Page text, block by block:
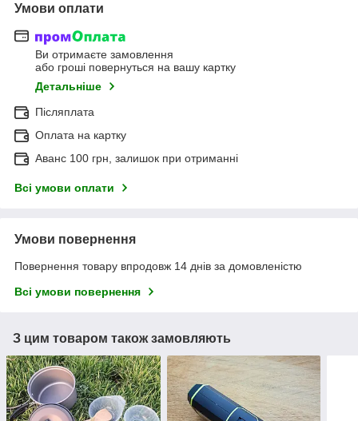
Умови оплати
Ви отримаєте замовлення
або гроші повернуться на вашу картку
Детальніше
Післяплата
Оплата на картку
Аванс 100 грн, залишок при отриманні
Всі умови оплати
Умови повернення
Повернення товару впродовж 14 днів за домовленістю
Всі умови повернення
З цим товаром також замовляють